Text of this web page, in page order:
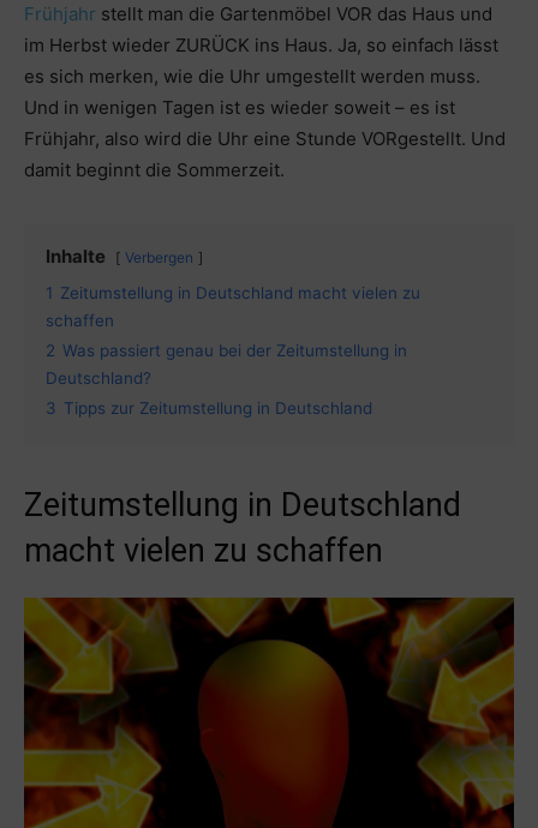
Frühjahr stellt man die Gartenmöbel VOR das Haus und
im Herbst wieder ZURÜCK ins Haus. Ja, so einfach lässt
es sich merken, wie die Uhr umgestellt werden muss.
Und in wenigen Tagen ist es wieder soweit – es ist
Frühjahr, also wird die Uhr eine Stunde VORgestellt. Und
damit beginnt die Sommerzeit.
Inhalte Verbergen
1 Zeitumstellung in Deutschland macht vielen zu
schaffen
2 Was passiert genau bei der Zeitumstellung in
Deutschland?
3 Tipps zur Zeitumstellung in Deutschland
Zeitumstellung in Deutschland
macht vielen zu schaffen